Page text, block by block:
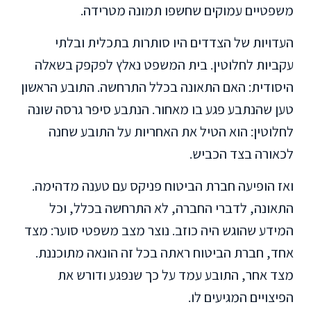
משפטיים עמוקים שחשפו תמונה מטרידה.
העדויות של הצדדים היו סותרות בתכלית ובלתי
עקביות לחלוטין. בית המשפט נאלץ לפקפק בשאלה
היסודית: האם התאונה בכלל התרחשה. התובע הראשון
טען שהנתבע פגע בו מאחור. הנתבע סיפר גרסה שונה
לחלוטין: הוא הטיל את האחריות על התובע שחנה
לכאורה בצד הכביש.
ואז הופיעה חברת הביטוח פניקס עם טענה מדהימה.
התאונה, לדברי החברה, לא התרחשה בכלל, וכל
המידע שהוגש היה כוזב. נוצר מצב משפטי סוער: מצד
אחד, חברת הביטוח ראתה בכל זה הונאה מתוכננת.
מצד אחר, התובע עמד על כך שנפגע ודורש את
הפיצויים המגיעים לו.